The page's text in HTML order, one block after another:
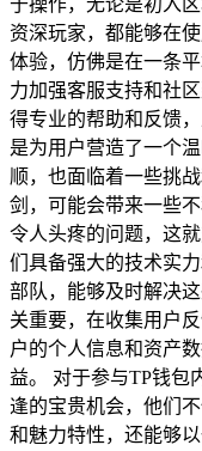
资深玩家，都能够在
体验，仿佛是在一条
力加强客服支持和社
得专业的帮助和反馈
是为用户营造了一个
顺，也面临着一些挑
剑，可能会带来一些
令人头疼的问题，这
们具备强大的技术实
部队，能够及时解决
关重要，在收集用户
户的个人信息和资产
益。 对于参与TP钱包
逢的宝贵机会，他们
和魅力特性，还能够